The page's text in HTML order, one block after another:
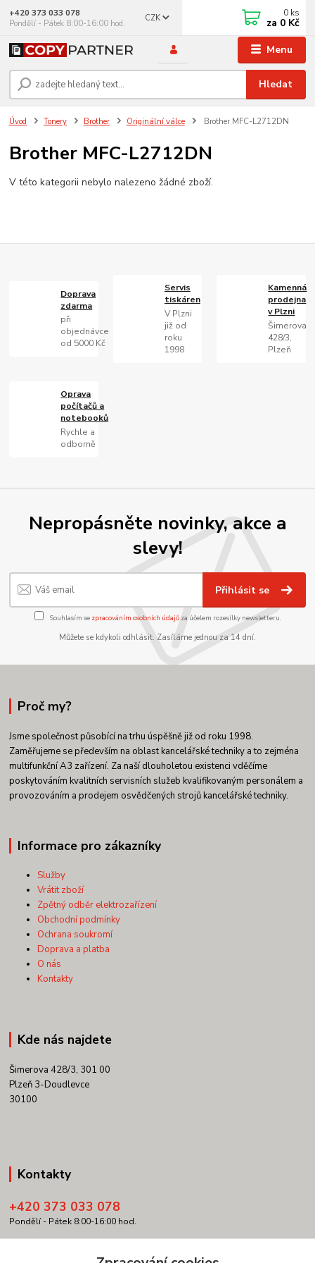
Menu
CZK
Hledat
+420 373 033 078
Pondělí - Pátek 8:00-16:00 hod.
0 ks
za 0 Kč
Úvod Tonery Brother Originální válce Brother MFC-L2712DN
Brother MFC-L2712DN
V této kategorii nebylo nalezeno žádné zboží.
Doprava
zdarma
při
objednávce
od 5000 Kč
Servis
tiskáren
V Plzni
již od
roku
1998
Kamenná
prodejna
v Plzni
Šimerova
428/3,
Plzeň
Oprava
počítačů a
notebooků
Rychle a
odborně
Nepropásněte novinky, akce a
slevy!
Přihlásit se
Souhlasím se zpracováním osobních údajůza účelem rozesílky newsletteru.
Můžete se kdykoli odhlásit. Zasíláme jednou za 14 dní.
Proč my?
Jsme společnost působící na trhu úspěšně již od roku 1998.
Zaměřujeme se především na oblast kancelářské techniky a to zejména
multifunkční A3 zařízení. Za naší dlouholetou existenci vděčíme
poskytováním kvalitních servisních služeb kvalifikovaným personálem a
provozováním a prodejem osvědčených strojů kancelářské techniky.
Informace pro zákazníky
Služby
Vrátit zboží
Zpětný odběr elektrozařízení
Obchodní podmínky
Ochrana soukromí
Doprava a platba
O nás
Kontakty
Kde nás najdete
Šimerova 428/3, 301 00
Plzeň 3-Doudlevce
30100
Kontakty
+420 373 033 078
Pondělí - Pátek 8:00-16:00 hod.